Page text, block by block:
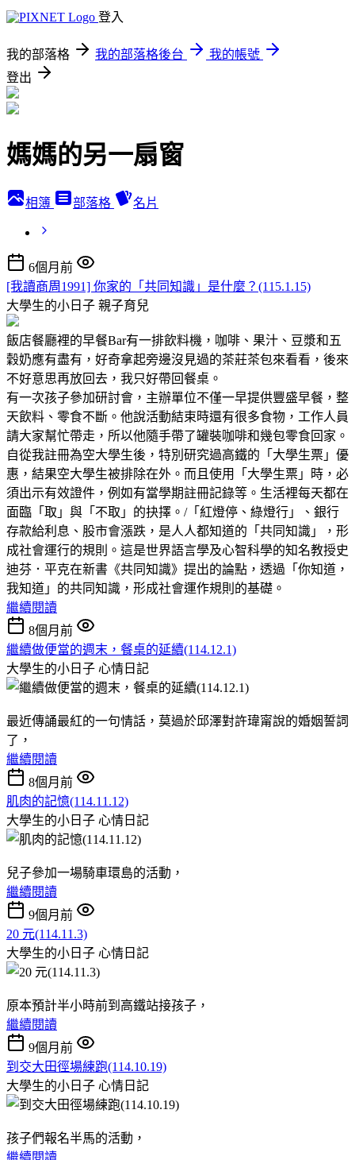
登入
我的部落格 我的部落格後台
我的帳號
登出
媽媽的另一扇窗
相簿 部落格 名片
6個月前
[我讀商周1991] 你家的「共同知識」是什麼？(115.1.15)
大學生的小日子 親子育兒
飯店餐廳裡的早餐Bar有一排飲料機，咖啡、果汁、豆漿和五
穀奶應有盡有，好奇拿起旁邊沒見過的茶莊茶包來看看，後來
不好意思再放回去，我只好帶回餐桌。
有一次孩子參加研討會，主辦單位不僅一早提供豐盛早餐，整
天飲料、零食不斷。他說活動結束時還有很多食物，工作人員
請大家幫忙帶走，所以他隨手帶了罐裝咖啡和幾包零食回家。
自從我註冊為空大學生後，特別研究過高鐵的「大學生票」優
惠，結果空大學生被排除在外。而且使用「大學生票」時，必
須出示有效證件，例如有當學期註冊記錄等。生活裡每天都在
面臨「取」與「不取」的抉擇。/「紅燈停、綠燈行」、銀行
存款給利息、股市會漲跌，是人人都知道的「共同知識」，形
成社會運行的規則。這是世界語言學及心智科學的知名教授史
迪芬．平克在新書《共同知識》提出的論點，透過「你知道，
我知道」的共同知識，形成社會運作規則的基礎。
繼續閱讀
8個月前
繼續做便當的週末，餐桌的延續(114.12.1)
大學生的小日子 心情日記
最近傳誦最紅的一句情話，莫過於邱澤對許瑋甯說的婚姻誓詞
了，
繼續閱讀
8個月前
肌肉的記憶(114.11.12)
大學生的小日子 心情日記
兒子參加一場騎車環島的活動，
繼續閱讀
9個月前
20 元(114.11.3)
大學生的小日子 心情日記
原本預計半小時前到高鐵站接孩子，
繼續閱讀
9個月前
到交大田徑場練跑(114.10.19)
大學生的小日子 心情日記
孩子們報名半馬的活動，
繼續閱讀